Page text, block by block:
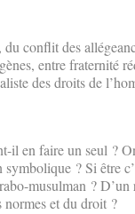
conflit des
entre fraternité
des droits de
il en faire un seul ?
? Si être
musulman ?
normes et du droit ?